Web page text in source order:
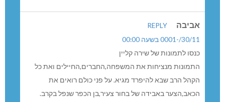
אביבה
REPLY
30/11/-0001 בשעה 00:00
כנסו לתמונות של שירה קליין
התמונות מנציחות את המשפחה,החברים,החיילים ואת כל
הקהל הרב שבא להיפרד מגיא. על פני כולם רואים את
הכאב,הצער באבידה של בחור צעיר,בן הכפר שנפל בקרב.